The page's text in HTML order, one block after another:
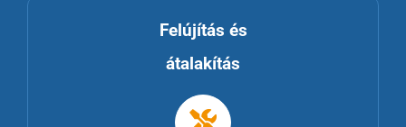
Felújítás és
átalakítás